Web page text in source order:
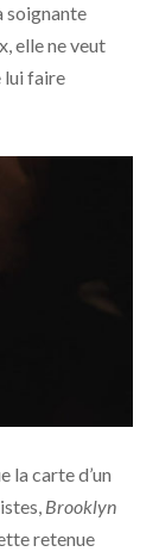
soignante
elle ne veut
lui faire
la carte d’un
Brooklyn
retenue